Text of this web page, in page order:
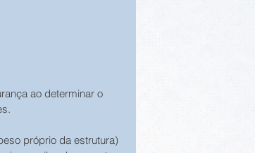
ao determinar o
próprio da estrutura)